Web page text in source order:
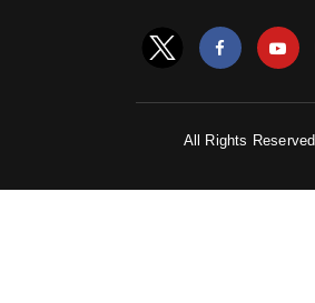
All Rights Reserved